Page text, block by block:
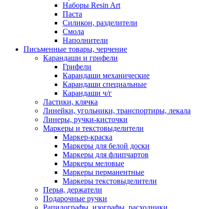
Наборы Resin Art
Паста
Силикон, разделители
Смола
Наполнители
Письменные товары, черчение
Карандаши и грифели
Грифели
Карандаши механические
Карандаши специальные
Карандаши ч/г
Ластики, клячка
Линейки, угольники, транспортиры, лекала
Линеры, ручки-кисточки
Маркеры и текстовыделители
Маркер-краска
Маркеры для белой доски
Маркеры для флипчартов
Маркеры меловые
Маркеры перманентные
Маркеры текстовыделители
Перья, держатели
Подарочные ручки
Рапидографы, изографы, расходники